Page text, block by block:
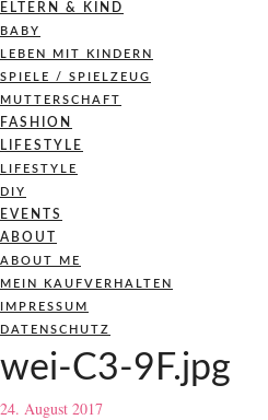
ELTERN & KIND
BABY
LEBEN MIT KINDERN
SPIELE / SPIELZEUG
MUTTERSCHAFT
FASHION
LIFESTYLE
LIFESTYLE
DIY
EVENTS
ABOUT
ABOUT ME
MEIN KAUFVERHALTEN
IMPRESSUM
DATENSCHUTZ
wei-C3-9F.jpg
24. August 2017